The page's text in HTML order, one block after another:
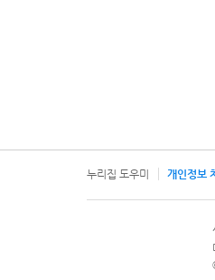
누리집 도우미 개인정보
문의 전화번호